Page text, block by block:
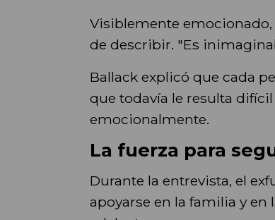
Visiblemente
de describir. "Es
Ballack explicó que cada
que todavía le resulta
emocionalmente.
La fuerza para
Durante la entrevista, el
apoyarse en la familia y